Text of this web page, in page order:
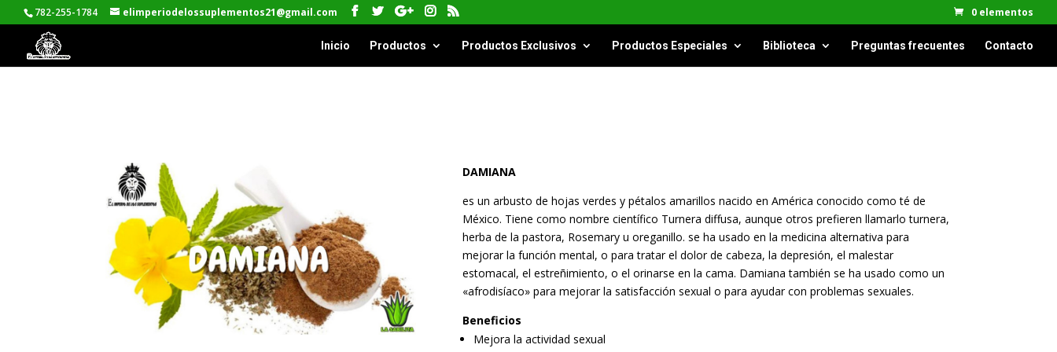
782-255-1784 elimperiodelossuplementos21@gmail.com 0 elementos
Inicio Productos Productos Exclusivos Productos Especiales Biblioteca Preguntas frecuentes Contacto
DAMIANA
es un arbusto de hojas verdes y pétalos amarillos nacido en América conocido como té de
México. Tiene como nombre científico Turnera diffusa, aunque otros prefieren llamarlo turnera,
herba de la pastora, Rosemary u oreganillo. se ha usado en la medicina alternativa para
mejorar la función mental, o para tratar el dolor de cabeza, la depresión, el malestar
estomacal, el estreñimiento, o el orinarse en la cama. Damiana también se ha usado como un
«afrodisíaco» para mejorar la satisfacción sexual o para ayudar con problemas sexuales.
Beneficios
Mejora la actividad sexual